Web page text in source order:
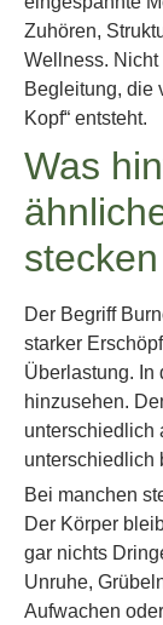
Zuhören,
Wellness.
Begleitung, die
Kopf“ entsteht.
Was
Der Begriff
starker
Überlastung. In
hinzusehen.
unterschiedlich
unterschiedlich
Bei manchen
Der Körper
gar nichts
Unruhe,
Aufwachen